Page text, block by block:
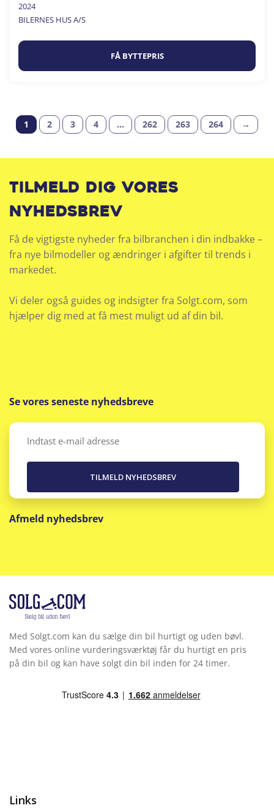
2024
BILERNES HUS A/S
FÅ BYTTEPRIS
1 2 3 4 … 262 263 264 →
Tilmeld dig vores
nyhedsbrev
Få de vigtigste nyheder fra bilbranchen i din indbakke –
fra nye bilmodeller og ændringer i afgifter til trends i
markedet.
Vi deler også guides og indsigter fra Solgt.com, som
hjælper dig med at få mest muligt ud af din bil.
Se vores seneste nyhedsbreve
Email
Afmeld nyhedsbrev
Med Solgt.com kan du sælge din bil hurtigt og uden bøvl.
Med vores online vurderingsværktøj får du hurtigt en pris
på din bil og kan have solgt din bil inden for 24 timer.
Links